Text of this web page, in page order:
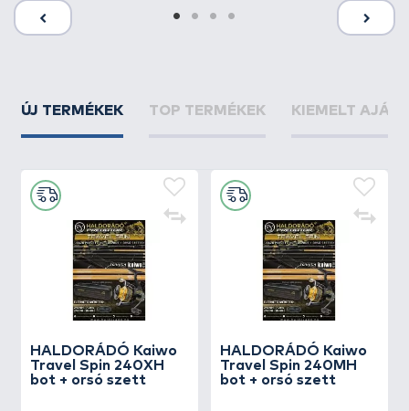
ÚJ TERMÉKEK TOP TERMÉKEK KIEMELT
HALDORÁDÓ Kaiwo
Travel Spin 240XH
bot + orsó szett
HALDORÁDÓ Kaiwo
Travel Spin 240MH
bot + orsó szett